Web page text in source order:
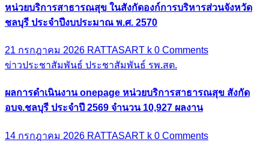
ข่าวประชาสัมพันธ์ประชาสัมพันธ์ รพ.สต.
อบจ.ชลบุรี ประจำปี 2569 จำนวน 10,927 ผลงาน